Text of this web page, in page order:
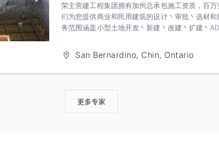
荣主营建工程集团拥有加州总承包施工资质，百
们为您提供商业和民用建筑的设计丶审批丶选材
务范围涵盖小型土地开发丶新建丶改建丶扩建丶
（Focus), 诚信（Integrity) 1丶建筑行业水平参差
做诚实事，我们承诺与“荣主营建”合作，不会出
途加价丶质量粗糙丶售后无回应甚至无售后等问
专注于施工周期的有效管理，专注于团队建设，专
全管理，唯有专注才能专业 3丶诚信是企业发展的
San Bernardino, Chin, Ontario
更多专家